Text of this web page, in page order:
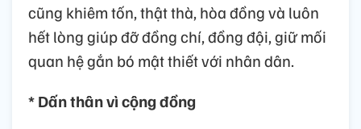
cũng khiêm tốn, thật thà, hòa đồng và luôn
hết lòng giúp đỡ đồng chí, đồng đội, giữ mối
quan hệ gắn bó mật thiết với nhân dân.
* Dấn thân vì cộng đồng